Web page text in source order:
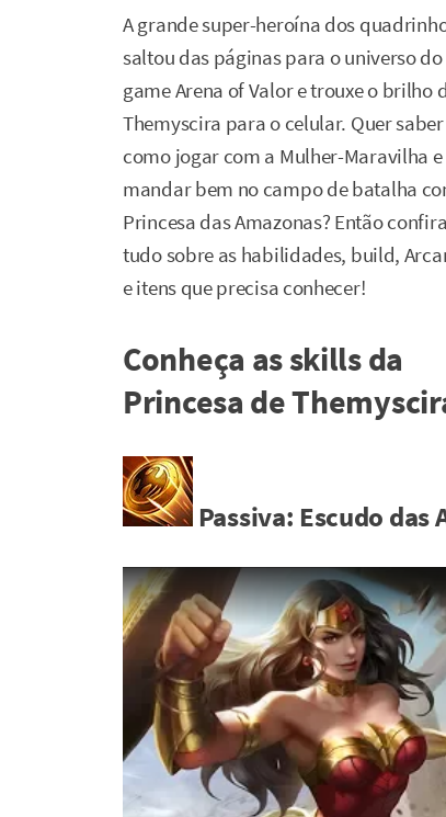
A grande super-heroína dos
saltou das páginas para o universo do
game Arena of Valor e trouxe o brilho
Themyscira para o celular. Quer saber
como jogar com a Mulher-Maravilha e
mandar bem no campo de batalha
Princesa das Amazonas? Então confira
tudo sobre as habilidades, build,
e itens que precisa conhecer!
Conheça as skills da
Princesa de
Passiva: Escudo das